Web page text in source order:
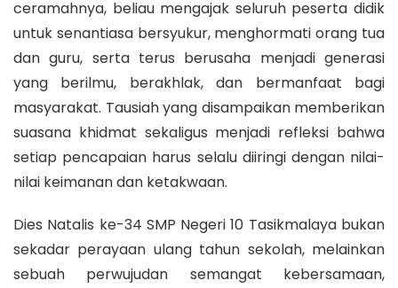
ceramahnya, beliau mengajak seluruh peserta didik
untuk senantiasa bersyukur, menghormati orang tua
dan guru, serta terus berusaha menjadi generasi
yang berilmu, berakhlak, dan bermanfaat bagi
masyarakat. Tausiah yang disampaikan memberikan
suasana khidmat sekaligus menjadi refleksi bahwa
setiap pencapaian harus selalu diiringi dengan nilai-
nilai keimanan dan ketakwaan.
Dies Natalis ke-34 SMP Negeri 10 Tasikmalaya bukan
sekadar perayaan ulang tahun sekolah, melainkan
sebuah perwujudan semangat kebersamaan,